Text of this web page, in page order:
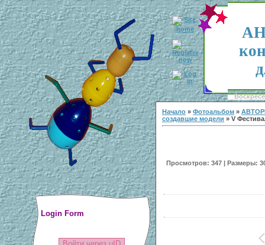
Login Form
Начало » Фотоальбом »
создавшие модели » V
Просмотров: 347 | Размеры: